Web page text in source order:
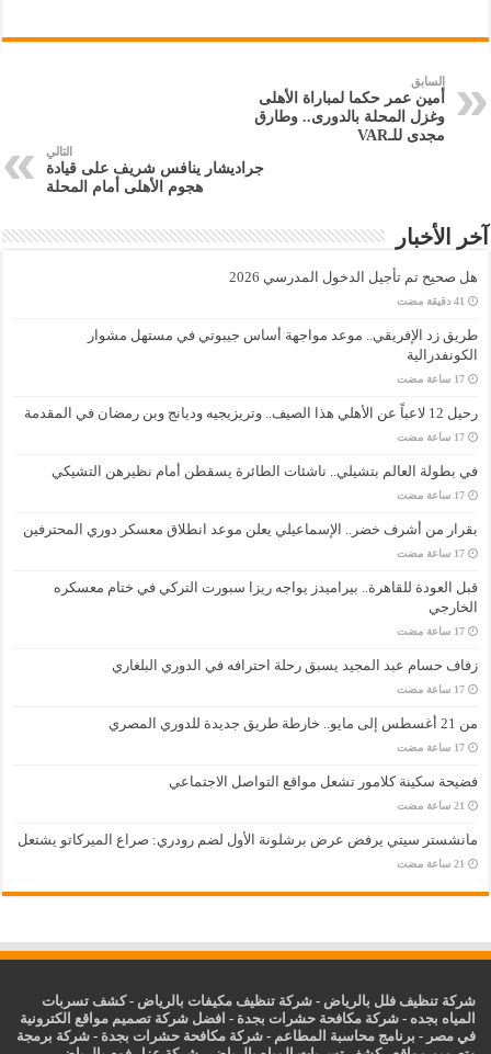
السابق
أمين عمر حكما لمباراة الأهلى
وغزل المحلة بالدورى.. وطارق
مجدى للـVAR
التالي
جراديشار ينافس شريف على قيادة
هجوم الأهلى أمام المحلة
آخر الأخبار
هل صحيح تم تأجيل الدخول المدرسي 2026
طريق زد الإفريقي.. موعد مواجهة أساس جيبوتي في مستهل مشوار
الكونفدرالية
‏17 ساعة مضت
رحيل 12 لاعباً عن الأهلي هذا الصيف.. وتريزيجيه وديانج وبن رمضان في المقدمة
‏17 ساعة مضت
في بطولة العالم بتشيلي.. ناشئات الطائرة يسقطن أمام نظيرهن التشيكي
‏17 ساعة مضت
بقرار من أشرف خضر.. الإسماعيلي يعلن موعد انطلاق معسكر دوري المحترفين
‏17 ساعة مضت
قبل العودة للقاهرة.. بيراميدز يواجه ريزا سبورت التركي في ختام معسكره
الخارجي
‏17 ساعة مضت
زفاف حسام عبد المجيد يسبق رحلة احترافه في الدوري البلغاري
‏17 ساعة مضت
من 21 أغسطس إلى مايو.. خارطة طريق جديدة للدوري المصري
‏17 ساعة مضت
فضيحة سكينة كلامور تشعل مواقع التواصل الاجتماعي
مانشستر سيتي يرفض عرض برشلونة الأول لضم رودري: صراع الميركاتو يشتعل
شركة تنظيف فلل بالرياض -شركة تنظيف مكيفات بالرياض -كشف تسربات
المياه بجده -شركة مكافحة حشرات بجدة - افضل شركة تصميم مواقع الكترونية
في مصر - برنامج محاسبة المطاعم -شركة مكافحة حشرات بجدة -شركة برمجة